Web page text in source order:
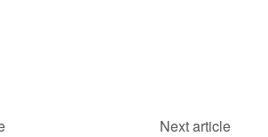
Next article